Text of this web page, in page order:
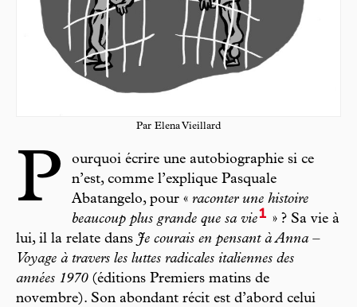
Par Elena Vieillard
P
ourquoi écrire une autobiographie si ce
n’est, comme l’explique Pasquale
Abatangelo, pour « raconter une histoire
beaucoup plus grande que sa vie1 » ? Sa vie à
lui, il la relate dans Je courais en pensant à Anna –
Voyage à travers les luttes radicales italiennes des
années 1970(éditions Premiers matins de
novembre). Son abondant récit est d’abord celui